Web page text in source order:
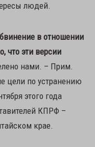
людей.
в отношении
что эти версии
нами. – Прим.
цели по устранению
этого года
КПРФ –
крае.